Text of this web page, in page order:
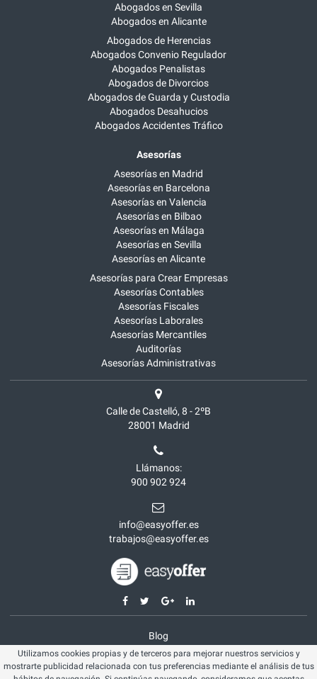
Abogados en Sevilla
Abogados en Alicante
Abogados de Herencias
Abogados Convenio Regulador
Abogados Penalistas
Abogados de Divorcios
Abogados de Guarda y Custodia
Abogados Desahucios
Abogados Accidentes Tráfico
Asesorías
Asesorías en Madrid
Asesorías en Barcelona
Asesorías en Valencia
Asesorías en Bilbao
Asesorías en Málaga
Asesorías en Sevilla
Asesorías en Alicante
Asesorías para Crear Empresas
Asesorías Contables
Asesorías Fiscales
Asesorías Laborales
Asesorías Mercantiles
Auditorías
Asesorías Administrativas
Calle de Castelló, 8 - 2ºB
28001 Madrid
Llámanos:
900 902 924
info@easyoffer.es
trabajos@easyoffer.es
Blog
Opiniones
Aviso legal
Utilizamos cookies propias y de terceros para mejorar nuestros servicios y
mostrarte publicidad relacionada con tus preferencias mediante el análisis de tus